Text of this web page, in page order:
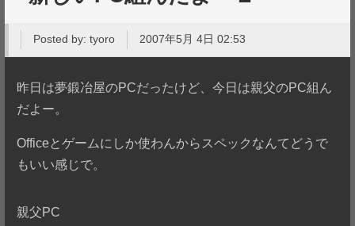
Posted by:tyoro 2007年5月 4日 02:53
昨日は夢鍛冶屋のPCだったけど、今日は親父のPC組ん
だよー。
Officeとゲームにしか使わんからスペックなんてどうで
もいい感じで。
親父PC